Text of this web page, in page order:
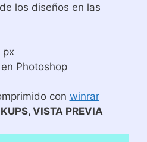
los diseños en las
px
Photoshop
con winrar
VISTA PREVIA